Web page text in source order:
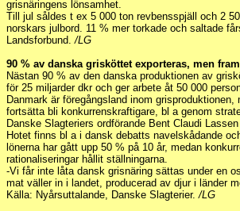
grisnäringens lönsamhet.
Till jul såldes t ex 5 000 ton revbensspjäll och 2
norskars julbord. 11 % mer torkade och saltade
Landsforbund./LG
90 % av danska grisköttet exporteras, men
Nästan 90 % av den danska produktionen av
för 25 miljarder dkr och ger arbete åt 50 000
Danmark är föregångsland inom
fortsätta bli konkurrenskraftigare, bl a genom
Danske Slagteriers ordförande Bent Claudi
Hotet finns bl a i dansk debatts navelskådande
lönerna har gått upp 50 % på 10 år, medan
rationaliseringar hållit ställningarna.
-Vi får inte låta dansk grisnäring sättas under en
mat väller in i landet, producerad av djur i länder
Källa: Nyårsuttalande, Danske Slagterier./LG